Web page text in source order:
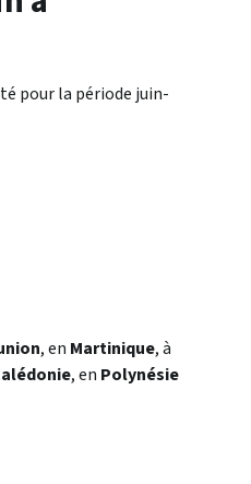
pour la période juin-
, en Martinique, à
, en Polynésie